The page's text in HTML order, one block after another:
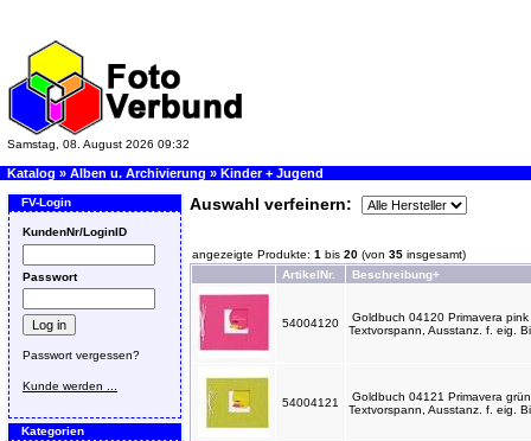
Samstag, 08. August 2026 09:32
Katalog » Alben u. Archivierung » Kinder + Jugend
FV-Login
KundenNr/LoginID
Passwort
Passwort vergessen?
Kunde werden ...
Kategorien
Auswahl verfeinern:
angezeigte Produkte: 1 bis 20 (von 35 insgesamt)
ArtikelNr.
Beschreibung+
54004120
Goldbuch 04120 Primavera
Textvorspann, Ausstanz. f. eig.
54004121
Goldbuch 04121 Primavera
Textvorspann, Ausstanz. f. eig.